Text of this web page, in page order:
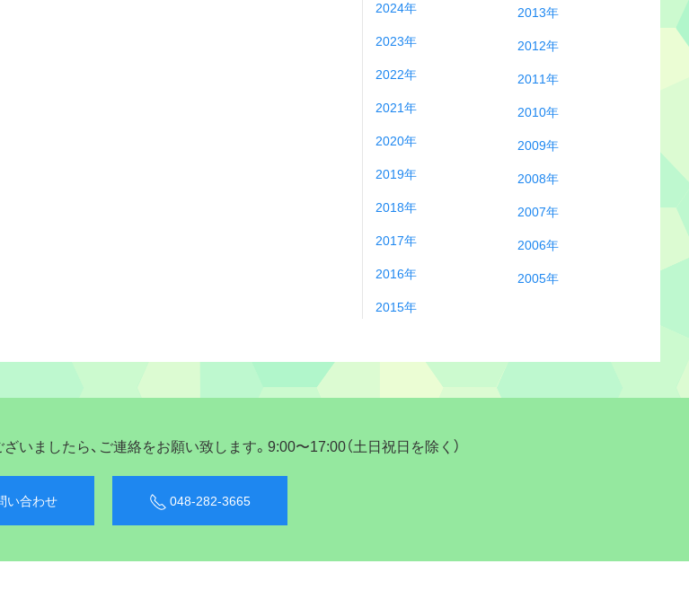
2024年
2023年
2022年
2021年
2020年
2019年
2018年
2017年
2016年
2015年
2013年
2012年
2011年
2010年
2009年
2008年
2007年
2006年
2005年
いましたら、ご連絡をお願い致します。9:00〜17:00（土日祝日を除く）
い合わせ 048-282-3665